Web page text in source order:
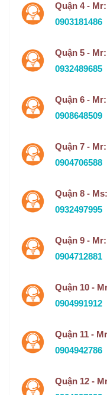
Quận 4 -
0903181486
Quận 5 -
0932489685
Quận 6 -
0908648509
Quận 7 -
0904706588
Quận 8 -
0932497995
Quận 9 -
0904712881
Quận 10 -
0904991912
Quận 11 -
0904942786
Quận 12 -